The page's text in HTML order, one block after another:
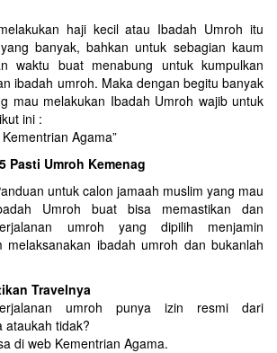
haji kecil atau Ibadah Umroh itu
banyak, bahkan untuk sebagian kaum
waktu buat menabung untuk kumpulkan
ibadah umroh. Maka dengan begitu banyak
mau melakukan Ibadah Umroh wajib untuk
ini :
Agama”
Pasti Umroh Kemenag
untuk calon jamaah muslim yang mau
Umroh buat bisa memastikan dan
umroh yang dipilih menjamin
melaksanakan ibadah umroh dan bukanlah
Travelnya
umroh punya izin resmi dari
ataukah tidak?
di web Kementrian Agama.